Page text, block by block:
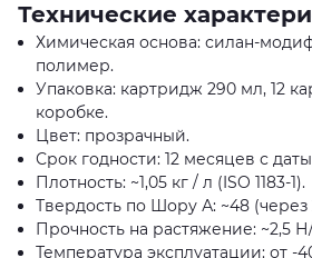
Технические
Химическая основа: силан-
полимер.
Упаковка: картридж 290 мл, 12
коробке.
Цвет: прозрачный.
Срок годности: 12 месяцев с
Плотность: ~1,05 кг / л (ISO 1183-1).
Твердость по Шору А: ~48 (через
Прочность на растяжение: ~2,5
Температура эксплуатации: от -